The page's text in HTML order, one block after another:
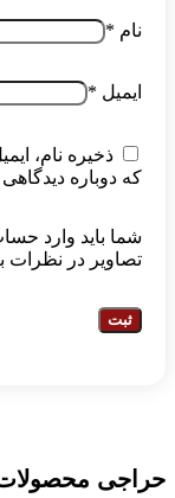
نام، ایمیل و
دیدگاهی می‌نویسم.
وارد حساب خود
در نظرات باشید.